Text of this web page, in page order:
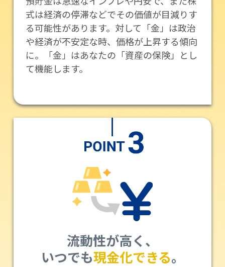
式は経済の停滞などでその価値が目減りす
る可能性があります。対して「金」は政治
や経済が不安定な時、価格が上昇する傾向
に。「金」はあなたの「資産の保険」とし
て機能します。
流動性が高く、
いつでも現金化できる。